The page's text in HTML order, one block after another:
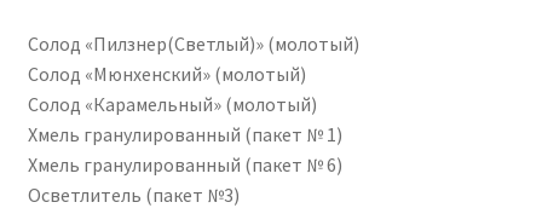
Солод «Пилзнер(Светлый)» (молотый)
Солод «Мюнхенский» (молотый)
Солод «Карамельный» (молотый)
Хмель гранулированный (пакет № 1)
Хмель гранулированный (пакет № 6)
Осветлитель (пакет №3)